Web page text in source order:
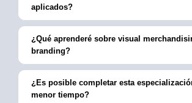
aplicados?
¿Qué aprenderé sobre visual
branding?
¿Es posible completar esta
menor tiempo?